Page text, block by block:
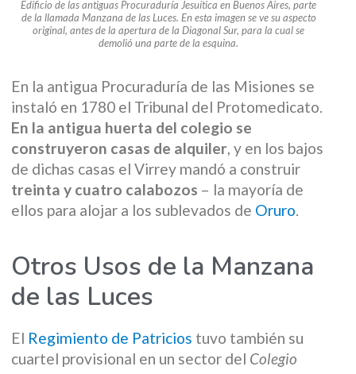
Edificio de las antiguas Procuraduría Jesuítica en Buenos Aires, parte
de la llamada Manzana de las Luces. En esta imagen se ve su aspecto
original, antes de la apertura de la Diagonal Sur, para la cual se
demolió una parte de la esquina.
En la antigua Procuraduría de las Misiones se
instaló en 1780 el Tribunal del Protomedicato.
En la antigua huerta del colegio se
construyeron casas de alquiler , y en los bajos
de dichas casas el Virrey mandó a construir
treinta y cuatro calabozos – la mayoría de
ellos para alojar a los sublevados de Oruro
Otros Usos de la Manzana
de las Luces
El Regimiento de Patricios tuvo también su
cuartel provisional en un sector del Colegio